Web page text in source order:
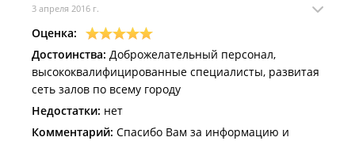
3 апреля 2016 г.
Оценка:
Достоинства: Доброжелательный персонал,
высококвалифицированные специалисты, развитая
сеть залов по всему городу
Недостатки: нет
Комментарий: Спасибо Вам за информацию и